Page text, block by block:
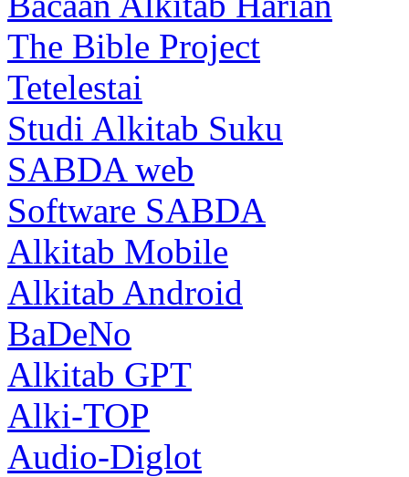
The Bible Project
Tetelestai
Studi Alkitab Suku
SABDA web
Software SABDA
Alkitab Mobile
Alkitab Android
BaDeNo
Alkitab GPT
Alki-TOP
Audio-Diglot